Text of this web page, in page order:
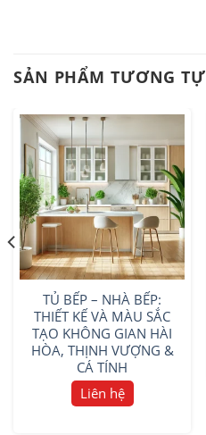
SẢN PHẨM TƯƠNG TỰ
TỦ BẾP – NHÀ BẾP:
THIẾT KẾ VÀ MÀU SẮC
TẠO KHÔNG GIAN HÀI
HÒA, THỊNH VƯỢNG &
CÁ TÍNH
Liên hệ